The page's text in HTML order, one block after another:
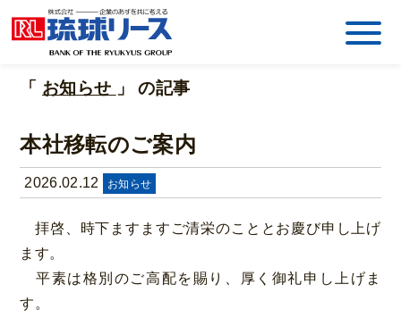
「 お知らせ 」 の記事
本社移転のご案内
2026.02.12 お知らせ
拝啓、時下ますますご清栄のこととお慶び申し上げ
ます。
平素は格別のご高配を賜り、厚く御礼申し上げま
す。